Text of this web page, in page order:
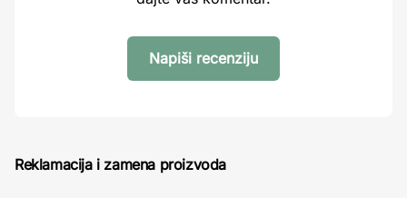
Napiši recenziju
Reklamacija i zamena proizvoda